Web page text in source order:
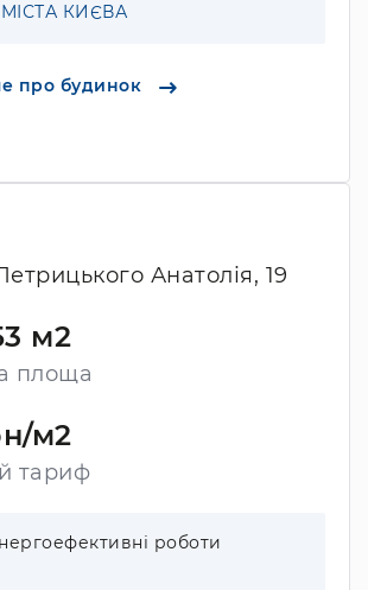
КИЄВА
про будинок
Анатолія, 19
м2
площа
м2
тариф
роботи